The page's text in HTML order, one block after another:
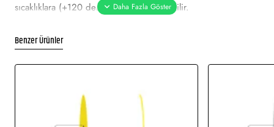
sıcaklıklara (+120 derece) kadar dayanabilir.
yüzeyi de gri renktedir. Etiket çeşitleri arasında en uzun
ömürlü etiketlerdendir. Üst yüzey mat, düz ve gri metalik
renktedir. Termal transfer baskı (Ribon ile baskı)
demirbaş etiketi, alüminyum etiket veya metalize etiket olarak
Benzer Ürünler